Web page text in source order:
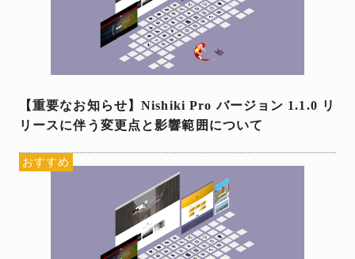
【重要なお知らせ】Nishiki Pro バージョン 1.1.0 リ
リースに伴う変更点と影響範囲について
おすすめ